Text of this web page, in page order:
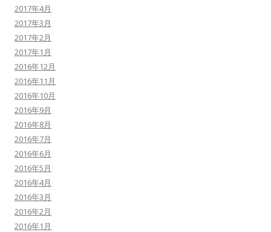
2017年4月
2017年3月
2017年2月
2017年1月
2016年12月
2016年11月
2016年10月
2016年9月
2016年8月
2016年7月
2016年6月
2016年5月
2016年4月
2016年3月
2016年2月
2016年1月